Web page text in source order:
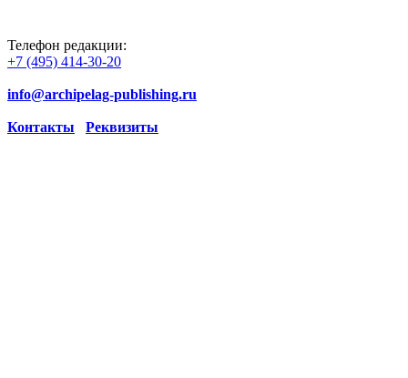
Телефон редакции:
+7 (495) 414-30-20
info@archipelag-publishing.ru
Контакты Реквизиты